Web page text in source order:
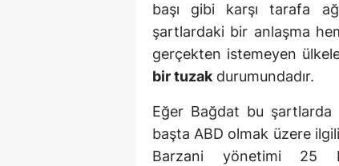
başı gibi karşı tarafa
şartlardaki bir anlaşma
gerçekten istemeyen
bir tuzakdurumundadır.
Eğer Bağdat bu şartlarda
başta ABD olmak üzere
Barzani yönetimi 25